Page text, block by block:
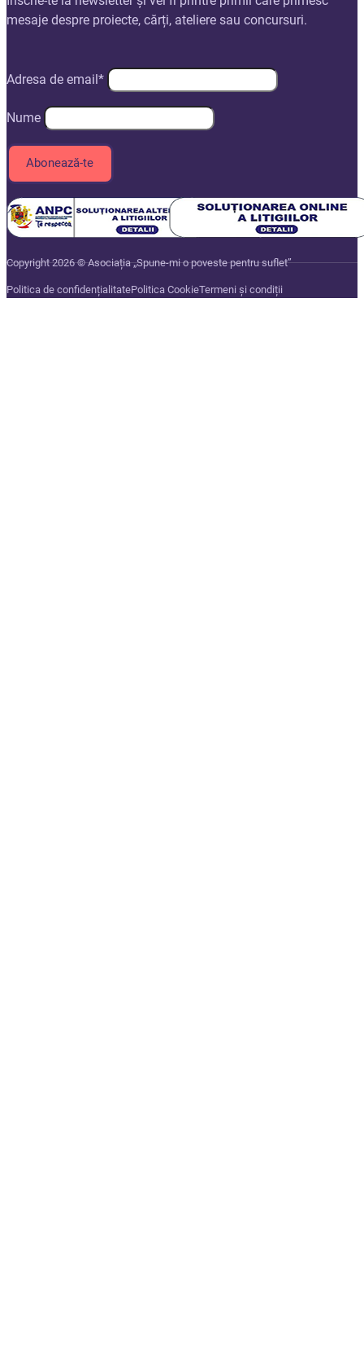
mesaje despre proiecte, cărți, ateliere sau concursuri.
Adresa de email*
Nume
Copyright 2026 © Asociația „Spune-mi o poveste pentru suflet”
Politica de confidențialitatePolitica CookieTermeni și condiții